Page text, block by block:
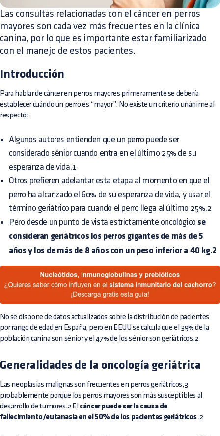
Las consultas relacionadas con el cáncer en perros
mayores son cada vez más frecuentes en la clínica
canina, por lo que es importante estar familiarizado
con el manejo de estos pacientes.
Introducción
Para hablar de cáncer en perros mayores primeramente se debería
establecer cuándo un perro es “mayor”. No existe un criterio unánime al
respecto:
Algunos autores entienden que un perro puede ser
considerado sénior cuando entra en el último 25% de su
esperanza de vida.1
Otros prefieren adelantar esta etapa al momento en que el
perro ha alcanzado el 60% de su esperanza de vida, y usar el
término geriátrico para cuando el perro llega al último 25%.2
Pero desde un punto de vista estrictamente oncológico se
consideran geriátricos los perros gigantes de más de 5
años y los de más de 8 años con un peso inferior a 40 kg.2
No se dispone de datos actualizados sobre la distribución de pacientes
por rango de edad en España, pero en EEUU se calcula que el 39% de la
población canina son sénior y el 47% de los sénior son geriátricos.2
Generalidades de la oncología geriátrica
Las neoplasias malignas son frecuentes en perros geriátricos,3
probablemente porque los perros mayores son más susceptibles al
desarrollo de tumores.2 El cáncer puede ser la causa de
fallecimiento/eutanasia en el 50% de los pacientes geriátricos.2